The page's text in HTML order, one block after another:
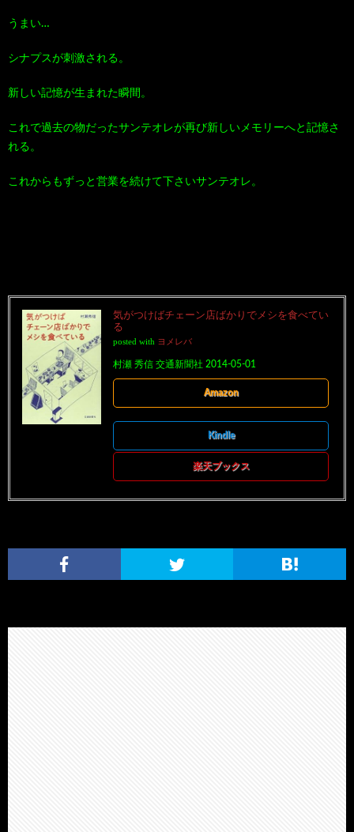
うまい…
シナプスが刺激される。
新しい記憶が生まれた瞬間。
これで過去の物だったサンテオレが再び新しいメモリーへと記憶さ
れる。
これからもずっと営業を続けて下さいサンテオレ。
気がつけばチェーン店ばかりでメシを食べてい
る
posted with ヨメレバ
村瀬 秀信 交通新聞社 2014-05-01
Amazon
Kindle
楽天ブックス